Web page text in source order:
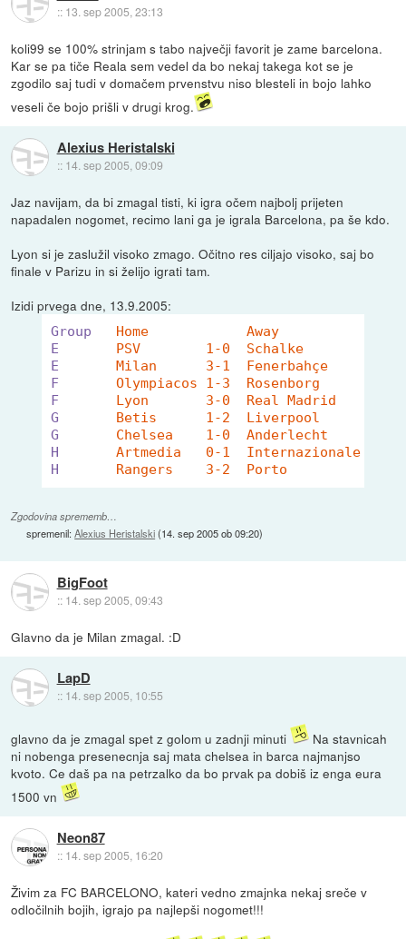
:: 13. sep 2005, 23:13
koli99 se 100% strinjam s tabo največji favorit je zame barcelona.
Kar se pa tiče Reala sem vedel da bo nekaj takega kot se je
zgodilo saj tudi v domačem prvenstvu niso blesteli in bojo lahko
veseli če bojo prišli v drugi krog.
Alexius Heristalski
:: 14. sep 2005, 09:09
Jaz navijam, da bi zmagal tisti, ki igra očem najbolj prijeten
napadalen nogomet, recimo lani ga je igrala Barcelona, pa še kdo.
Lyon si je zaslužil visoko zmago. Očitno res ciljajo visoko, saj bo
finale v Parizu in si želijo igrati tam.
Izidi prvega dne, 13.9.2005:
Group
E
E
F
F
G
G
H
H
Zgodovina sprememb…
spremenil:Alexius Heristalski(14. sep 2005 ob 09:20)
BigFoot
:: 14. sep 2005, 09:43
Glavno da je Milan zmagal. :D
LapD
:: 14. sep 2005, 10:55
glavno da je zmagal spet z golom u zadnji minuti
Na stavnicah
ni nobenga presenecnja saj mata chelsea in barca najmanjso
kvoto. Ce daš pa na petrzalko da bo prvak pa dobiš iz enga eura
1500 vn
Neon87
:: 14. sep 2005, 16:20
Živim za FC BARCELONO, kateri vedno zmajnka nekaj sreče v
odločilnih bojih, igrajo pa najlepši nogomet!!!